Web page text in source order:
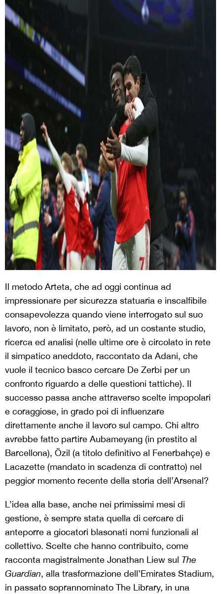
Il metodo Arteta, che ad oggi continua ad
impressionare per sicurezza statuaria e inscalfibile
consapevolezza quando viene interrogato sul suo
lavoro, non è limitato, però, ad un costante studio,
ricerca ed analisi (nelle ultime ore è circolato in rete
il simpatico aneddoto, raccontato da Adani, che
vuole il tecnico basco cercare De Zerbi per un
confronto riguardo a delle questioni tattiche). Il
successo passa anche attraverso scelte impopolari
e coraggiose, in grado poi di influenzare
direttamente anche il lavoro sul campo. Chi altro
avrebbe fatto partire Aubameyang (in prestito al
Barcellona), Özil (a titolo definitivo al Fenerbahçe) e
Lacazette (mandato in scadenza di contratto) nel
peggior momento recente della storia dell’Arsenal?
L’idea alla base, anche nei primissimi mesi di
gestione, è sempre stata quella di cercare di
anteporre a giocatori blasonati nomi funzionali al
collettivo. Scelte che hanno contribuito, come
racconta magistralmente Jonathan Liew sul The
Guardian, alla trasformazione dell’Emirates Stadium,
in passato soprannominato The Library, in una